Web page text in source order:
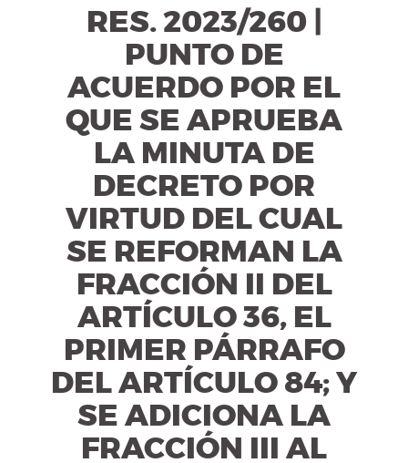
RES. 2023/260 |
PUNTO DE
ACUERDO POR EL
QUE SE APRUEBA
LA MINUTA DE
DECRETO POR
VIRTUD DEL CUAL
SE REFORMAN LA
FRACCIÓN II DEL
ARTÍCULO 36, EL
PRIMER PÁRRAFO
DEL ARTÍCULO 84; Y
SE ADICIONA LA
FRACCIÓN III AL